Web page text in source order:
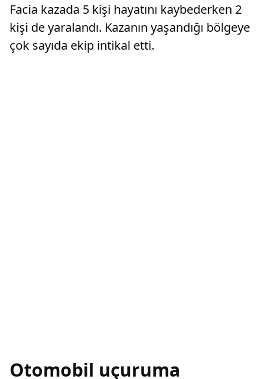
Facia kazada 5 kişi hayatını kaybederken 2
kişi de yaralandı. Kazanın yaşandığı bölgeye
çok sayıda ekip intikal etti.
Otomobil uçuruma